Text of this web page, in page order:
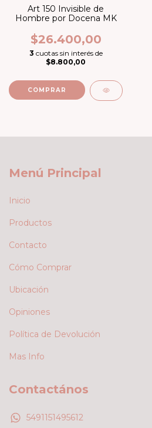
Art 150 Invisible de
Hombre por Docena MK
$26.400,00
3 cuotas sin interés de
$8.800,00
COMPRAR
Menú Principal
Inicio
Productos
Contacto
Cómo Comprar
Ubicación
Opiniones
Política de Devolución
Mas Info
Contactános
5491151495612